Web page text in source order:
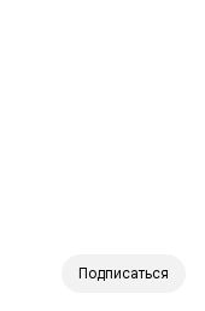
Подписаться